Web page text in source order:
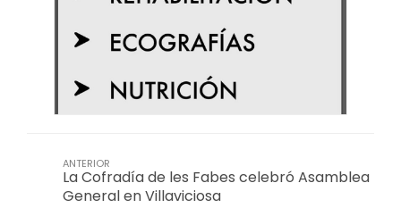
ANTERIOR
La Cofradía de les Fabes celebró Asamblea
General en Villaviciosa